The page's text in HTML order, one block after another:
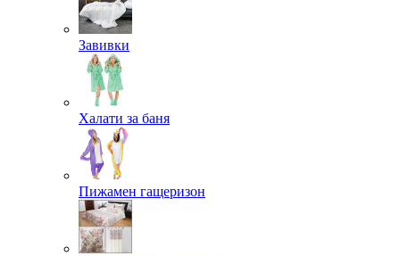
Завивки
Халати за баня
Пижамен гащеризон